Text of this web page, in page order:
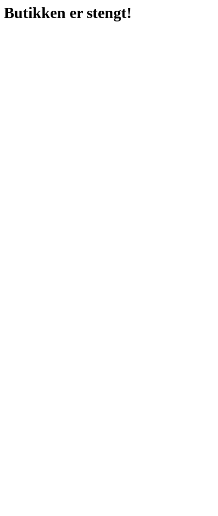
Butikken er stengt!